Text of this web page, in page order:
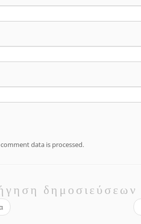
data is processed.
δημοσιεύσεων